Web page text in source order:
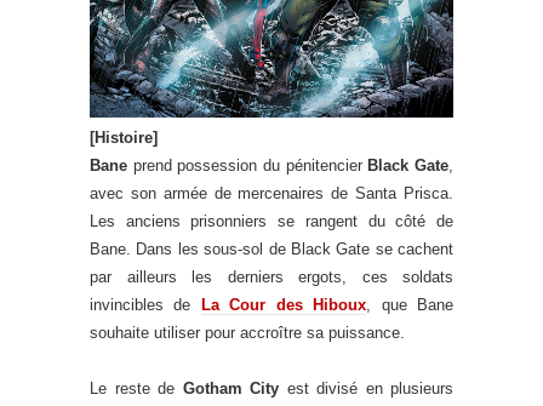
[Histoire]
Bane prend possession du pénitencierBlack Gate,
avec son armée de mercenaires de Santa Prisca.
Les anciens prisonniers se rangent du côté de
Bane. Dans les sous-sol de Black Gate se cachent
par ailleurs les derniers ergots, ces soldats
invincibles de
La Cour des Hiboux, que Bane
souhaite utiliser pour accroître sa puissance.
Le reste de Gotham City est divisé en plusieurs